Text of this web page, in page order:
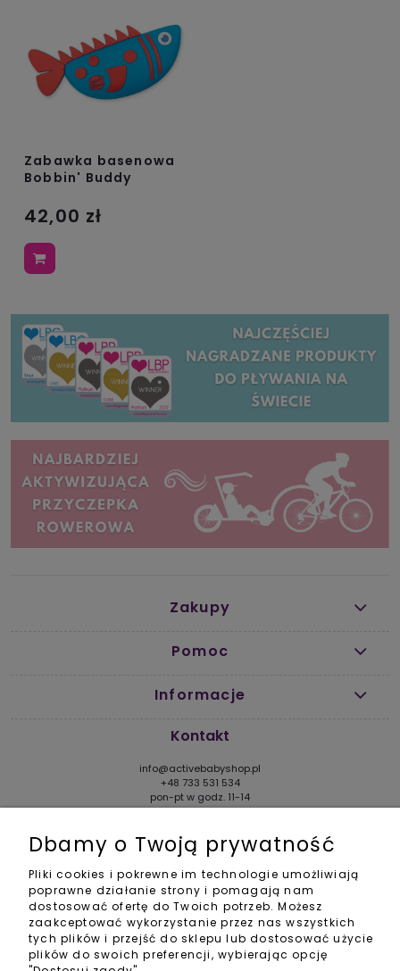
Zabawka basenowa
Bobbin' Buddy
42,00 zł
Zakupy
Pomoc
Informacje
Kontakt
info@activebabyshop.pl
+48 733 531 534
pon-pt w godz. 11-14
POKAŻ PEŁNĄ WERSJĘ STRONY
Sklep internetowy Shoper.pl
Dbamy o Twoją prywatność
Pliki cookies i pokrewne im technologie umożliwiają
poprawne działanie strony i pomagają nam
dostosować ofertę do Twoich potrzeb. Możesz
zaakceptować wykorzystanie przez nas wszystkich
tych plików i przejść do sklepu lub dostosować użycie
plików do swoich preferencji, wybierając opcję